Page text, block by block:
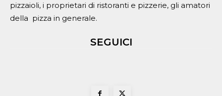
pizzaioli, i proprietari di ristoranti e pizzerie, gli amatori
della pizza in generale.
SEGUICI